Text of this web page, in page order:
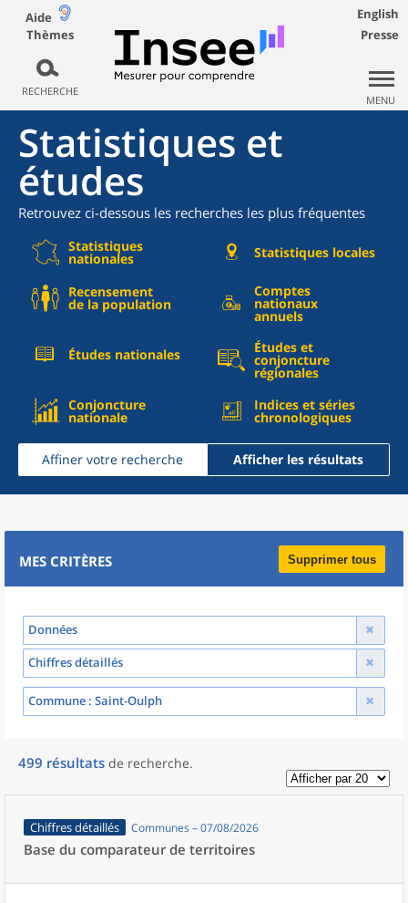
Aide
Thèmes
RECHERCHE
English
Presse
MENU
Statistiques et
études
Retrouvez ci-dessous les recherches les plus fréquentes
Statistiques
nationales Statistiques locales
Recensement
de la population
Comptes
nationaux
annuels
Études nationales Études et
conjoncture
régionales
Conjoncture
nationale
Indices et séries
chronologiques
Affiner votre recherche Afficher les résultats
MES CRITÈRES Supprimer tous
Données
Chiffres détaillés
Commune : Saint-Oulph
499 résultats de recherche.
Chiffres détaillés Communes – 07/08/2026
Base du comparateur de territoires